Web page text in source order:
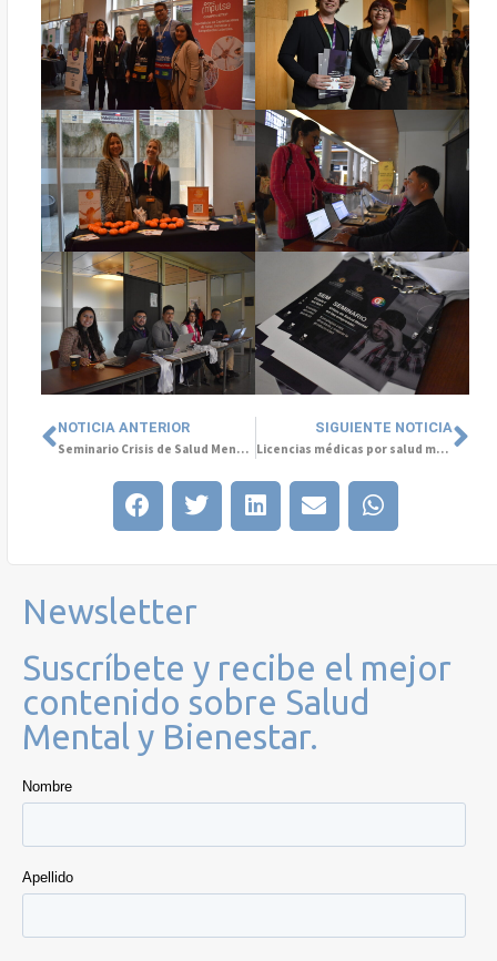
NOTICIA ANTERIOR
Seminario Crisis de Salud Mental en las Empresas: La importancia de invertir en bienestar de nuestros colaboradores
SIGUIENTE NOTICIA
Licencias médicas por salud mental en hombres se disparan un 226% en 10 años
Newsletter
Suscríbete y recibe el mejor
contenido sobre Salud
Mental y Bienestar.